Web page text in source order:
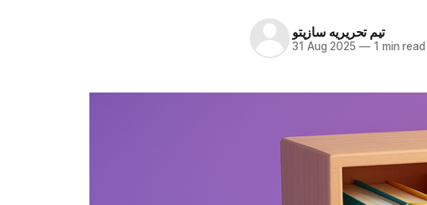
تیم تحریریه سازیتو
31 Aug 2025 —1 min read